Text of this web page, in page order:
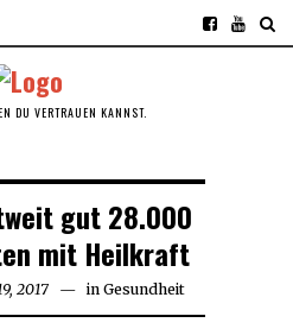
DU VERTRAUEN KANNST.
gut 28.000
mit Heilkraft
2017May in Gesundheit